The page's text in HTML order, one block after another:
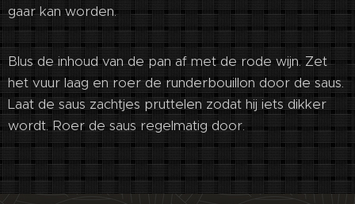
gaar kan worden.
Blus de inhoud van de pan af met de rode wijn. Zet
het vuur laag en roer de runderbouillon door de saus.
Laat de saus zachtjes pruttelen zodat hij iets dikker
wordt. Roer de saus regelmatig door.